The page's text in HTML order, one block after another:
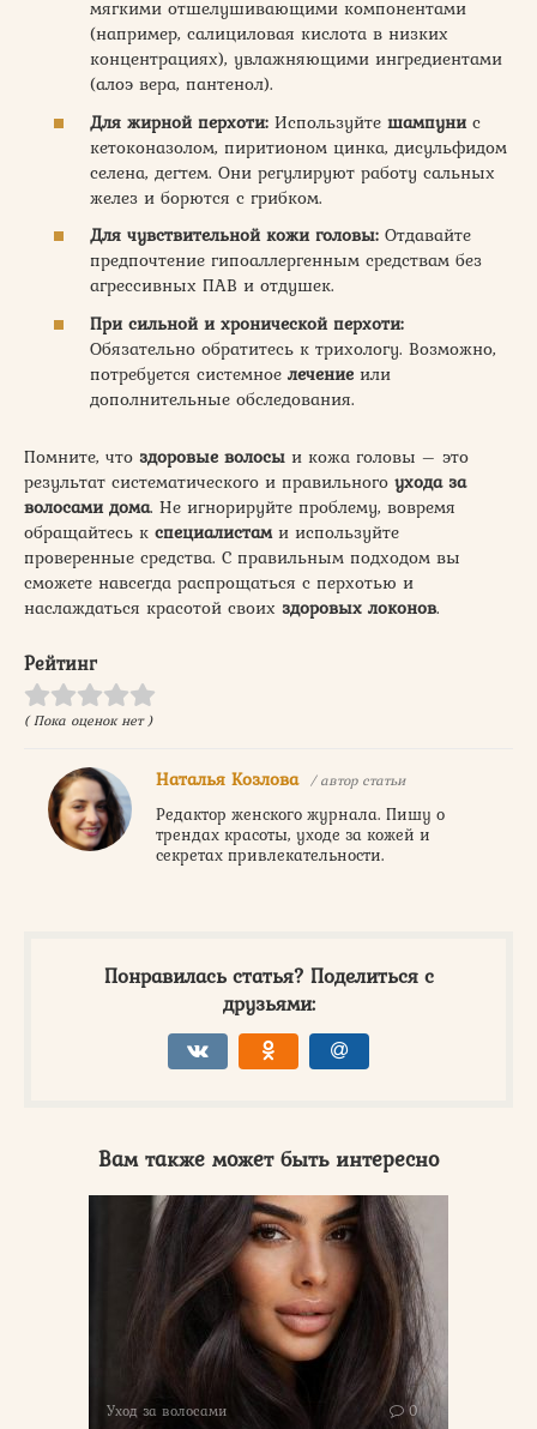
мягкими отшелушивающими компонентами
(например, салициловая кислота в низких
концентрациях), увлажняющими ингредиентами
(алоэ вера, пантенол).
Для жирной перхоти: Используйте шампунис
кетоконазолом, пиритионом цинка, дисульфидом
селена, дегтем. Они регулируют работу сальных
желез и борются с грибком.
Для чувствительной кожи головы: Отдавайте
предпочтение гипоаллергенным средствам без
агрессивных ПАВ и отдушек.
При сильной и хронической перхоти:
Обязательно обратитесь к трихологу. Возможно,
потребуется системное лечение или
дополнительные обследования.
Помните, что здоровые волосы и кожа головы – это
результат систематического и правильного ухода за
волосами дома. Не игнорируйте проблему, вовремя
обращайтесь к специалистами используйте
проверенные средства. С правильным подходом вы
сможете навсегда распрощаться с перхотью и
наслаждаться красотой своих здоровых локонов.
Рейтинг
( Пока оценок нет )
Наталья Козлова / автор статьи
Редактор женского журнала. Пишу о
трендах красоты, уходе за кожей и
секретах привлекательности.
Понравилась статья? Поделиться с
друзьями:
Вам также может быть интересно
Уход за волосами 0